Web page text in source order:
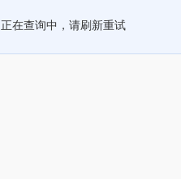
正在查询中，请刷新重试